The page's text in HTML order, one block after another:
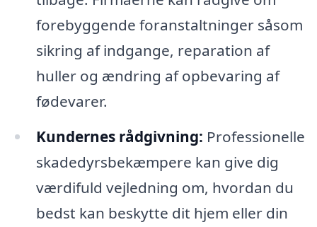
forebyggende foranstaltninger såsom
sikring af indgange, reparation af
huller og ændring af opbevaring af
fødevarer.
Kundernes rådgivning: Professionelle
skadedyrsbekæmpere kan give dig
værdifuld vejledning om, hvordan du
bedst kan beskytte dit hjem eller din